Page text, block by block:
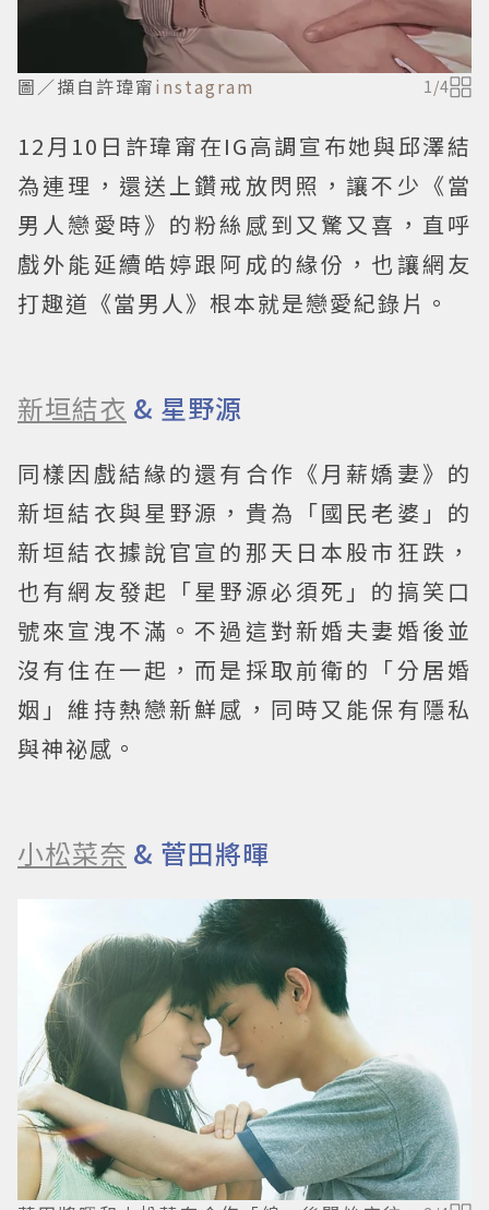
圖／擷自許瑋甯instagram 1/4
12月10日許瑋甯在IG高調宣布她與邱澤結
為連理，還送上鑽戒放閃照，讓不少《當
男人戀愛時》的粉絲感到又驚又喜，直呼
戲外能延續皓婷跟阿成的緣份，也讓網友
打趣道《當男人》根本就是戀愛紀錄片。
新垣結衣 & 星野源
同樣因戲結緣的還有合作《月薪嬌妻》的
新垣結衣與星野源，貴為「國民老婆」的
新垣結衣據說官宣的那天日本股市狂跌，
也有網友發起「星野源必須死」的搞笑口
號來宣洩不滿。不過這對新婚夫妻婚後並
沒有住在一起，而是採取前衛的「分居婚
姻」維持熱戀新鮮感，同時又能保有隱私
與神祕感。
小松菜奈 & 菅田將暉